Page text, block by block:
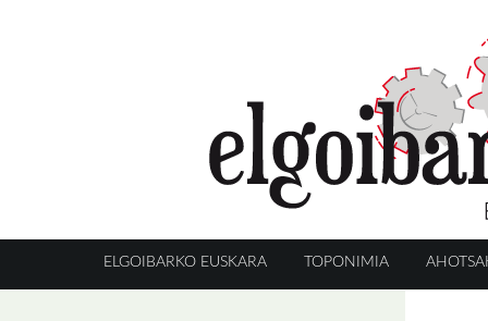
ELGOIBARKO EUSKARA TOPONIMIA